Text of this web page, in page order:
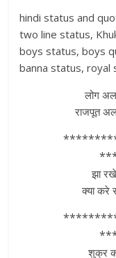
hindi status and
two line status,
boys status, boys
banna status, royal
लोग
राजपूत
झा
क्या करे
शुक्र